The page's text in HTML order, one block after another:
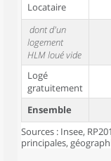
Locataire
dont d'un
logement
HLM loué vide
Logé
gratuitement
Ensemble
Sources : Insee,
principales,